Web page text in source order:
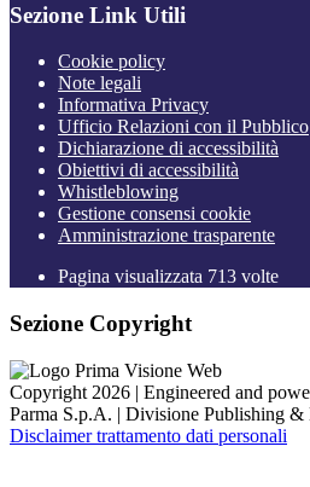
Sezione Link Utili
Cookie policy
Note legali
Informativa Privacy
Ufficio Relazioni con il Pubblico
Dichiarazione di accessibilità
Obiettivi di accessibilità
Whistleblowing
Gestione consensi cookie
Amministrazione trasparente
Pagina visualizzata 713 volte
Sezione Copyright
Copyright 2026 | Engineered and
Parma S.p.A. | Divisione Publishing
Disclaimer trattamento dati personali